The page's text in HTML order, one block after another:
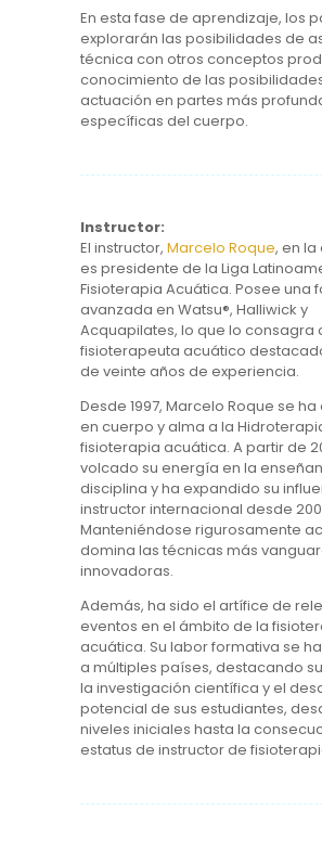
En esta fase de aprendizaje, los
explorarán las posibilidades de
técnica con otros conceptos
conocimiento de las
actuación en partes más
específicas del cuerpo.
Instructor:
El instructor, Marcelo Roque, en
es presidente de la Liga
Fisioterapia Acuática. Posee una
avanzada en Watsu®, Halliwick y
Acquapilates, lo que lo consagra
fisioterapeuta acuático
de veinte años de experiencia.
Desde 1997, Marcelo Roque se
en cuerpo y alma a la
fisioterapia acuática. A partir de
volcado su energía en la
disciplina y ha expandido su
instructor internacional desde
Manteniéndose rigurosamente
domina las técnicas más
innovadoras.
Además, ha sido el artífice de
eventos en el ámbito de la
acuática. Su labor formativa se
a múltiples países, destacando
la investigación científica y el
potencial de sus estudiantes,
niveles iniciales hasta la
estatus de instructor de